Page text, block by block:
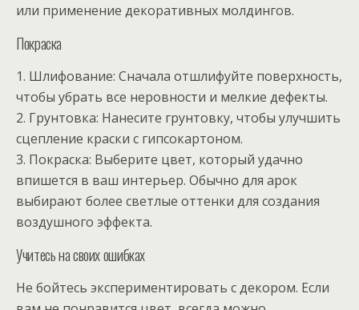
или применение декоративных молдингов.
Покраска
1. Шлифование: Сначала отшлифуйте поверхность,
чтобы убрать все неровности и мелкие дефекты.
2. Грунтовка: Нанесите грунтовку, чтобы улучшить
сцепление краски с гипсокартоном.
3. Покраска: Выберите цвет, который удачно
впишется в ваш интерьер. Обычно для арок
выбирают более светлые оттенки для создания
воздушного эффекта.
Учитесь на своих ошибках
Не бойтесь экспериментировать с декором. Если